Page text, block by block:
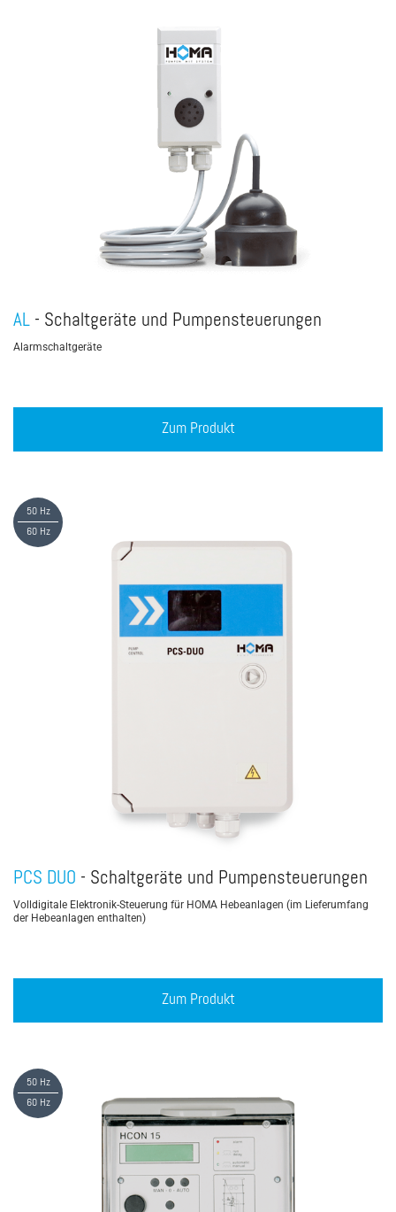
AL - Schaltgeräte und Pumpensteuerungen
Alarmschaltgeräte
Zum Produkt
50 Hz
60 Hz
PCS DUO - Schaltgeräte und Pumpensteuerungen
Volldigitale Elektronik-Steuerung für HOMA Hebeanlagen (im Lieferumfang
der Hebeanlagen enthalten)
Zum Produkt
50 Hz
60 Hz